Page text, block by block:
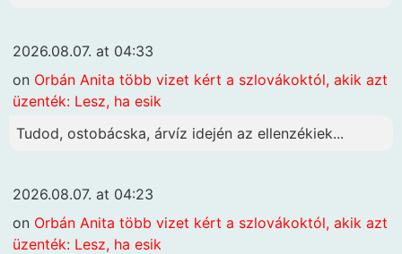
2026.08.07. at 04:33
on Orbán Anita több vizet kért a szlovákoktól, akik azt
üzenték: Lesz, ha esik
Tudod, ostobácska, árvíz idején az ellenzékiek...
2026.08.07. at 04:23
on Orbán Anita több vizet kért a szlovákoktól, akik azt
üzenték: Lesz, ha esik